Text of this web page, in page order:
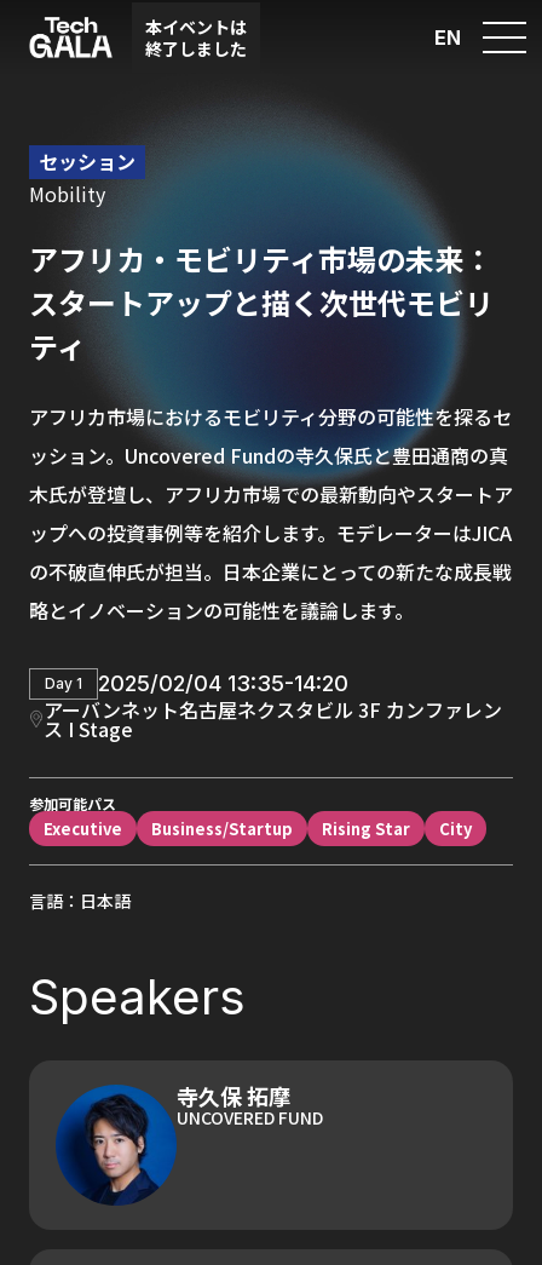
セッション
Mobility
アフリカ・モビリティ市場の未来：
スタートアップと描く次世代モビリ
ティ
アフリカ市場におけるモビリティ分野の可能性を探るセ
ッション。Uncovered Fundの寺久保氏と豊田通商の真
木氏が登壇し、アフリカ市場での最新動向やスタートア
ップへの投資事例等を紹介します。モデレーターはJICA
の不破直伸氏が担当。日本企業にとっての新たな成長戦
略とイノベーションの可能性を議論します。
Day 1 2025/02/04 13:35-14:20
アーバンネット名古屋ネクスタビル 3F カンファレン
ス I Stage
参加可能パス
Executive Business/Startup Rising Star City
言語：日本語
Speakers
寺久保 拓摩
UNCOVERED FUND
本イベントは
終了しました
EN